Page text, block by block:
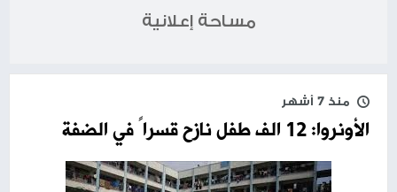
مساحة إعلانية
منذ 7 أشهر
الأونروا: 12 الف طفل نازح قسراً في الضفة